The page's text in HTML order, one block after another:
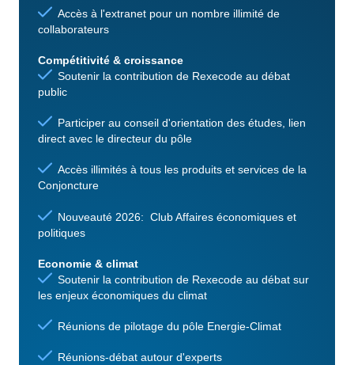
Accès à l'extranet pour un nombre illimité de
collaborateurs
Compétitivité & croissance
Soutenir la contribution de Rexecode au débat
public
Participer au conseil d'orientation des études, lien
direct avec le directeur du pôle
Accès illimités à tous les produits et services de la
Conjoncture
Nouveauté 2026: Club Affaires économiques et
politiques
Economie & climat
Soutenir la contribution de Rexecode au débat sur
les enjeux économiques du climat
Réunions de pilotage du pôle Energie-Climat
Réunions-débat autour d'experts